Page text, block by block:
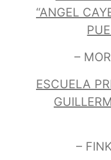
“ANGEL
–
ESCUELA
–